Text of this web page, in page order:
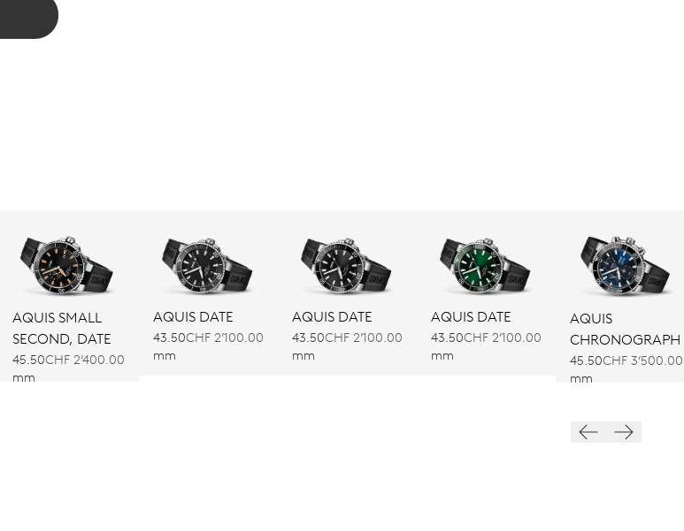
AQUIS SMALL
SECOND, DATE
45.50
mm
CHF 2’400.00
AQUIS DATE
43.50
mm
CHF 2’100.00
AQUIS DATE
43.50
mm
CHF 2’100.00
AQUIS DATE
43.50
mm
CHF 2’100.00
AQUIS
CHRONOGRAPH
45.50
mm
CHF 3’500.00